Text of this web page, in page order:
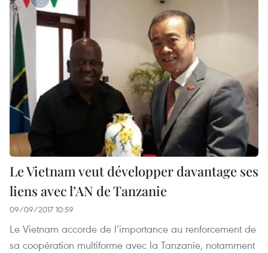
Le Vietnam veut développer davantage ses
liens avec l’AN de Tanzanie
09/09/2017 10:59
Le Vietnam accorde de l’importance au renforcement de
sa coopération multiforme avec la Tanzanie, notamment